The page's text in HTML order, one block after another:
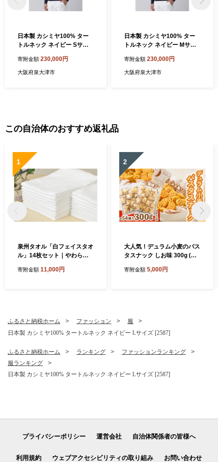
日本製 カシミヤ100% ター
トルネック ネイビー Sサイ
寄附金額 230,000円
大阪府泉大津市
日本製 カシミヤ100% ター
トルネック ネイビー Mサイ
寄附金額 230,000円
大阪府泉大津市
この自治体のおすすめ返礼品
1
泉州タオル「白フェイスタオ
ル」14枚セット｜やわらか
性 普段使い 泉州タオル [381
寄附金額 11,000円
2
大人気！デュラム小麦のパス
タスナック しお味 300g (約5
個包装 パスタ スナック 塩味
寄附金額 5,000円
ふるさと納税ホーム ファッション
服
日本製 カシミヤ100% タートルネック ネイビー Lサイズ [2587]
ふるさと納税ホーム ランキング
ファッションランキング
服ランキング
日本製 カシミヤ100% タートルネック ネイビー Lサイズ [2587]
プライバシーポリシー 運営会社 自治体関係者の皆様へ
利用規約 ウェブアクセシビリティの取り組み お問い合わせ